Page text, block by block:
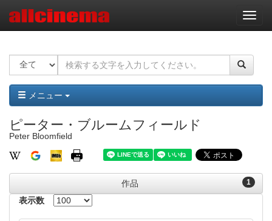
ナ
ビ
ー
ョ
ン
メニュー
ピーター・ブルームフィールド
Peter Bloomfield
1
作品
表示数